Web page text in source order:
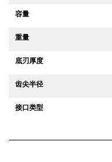
容量
重量
底刃厚度
齿尖半径
接口类型